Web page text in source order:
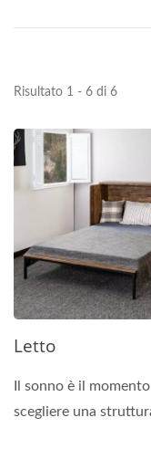
Risultato 1 - 6 di 6
Letto
Il sonno è il
scegliere una